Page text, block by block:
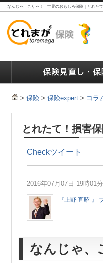
なんじゃ、こりゃ！ 世界のおもしろ保険｜とれた
> 保険 > 保険expert > コラ
とれたて！損害
Checkツイート
2016年07月07日 19時01
『上野 直昭 』
なんじゃ